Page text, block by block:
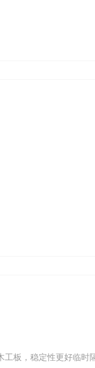
板，稳定性更好临时